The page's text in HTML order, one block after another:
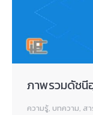
ภาพรวมดัชนี
ความรู้, บทความ, ส